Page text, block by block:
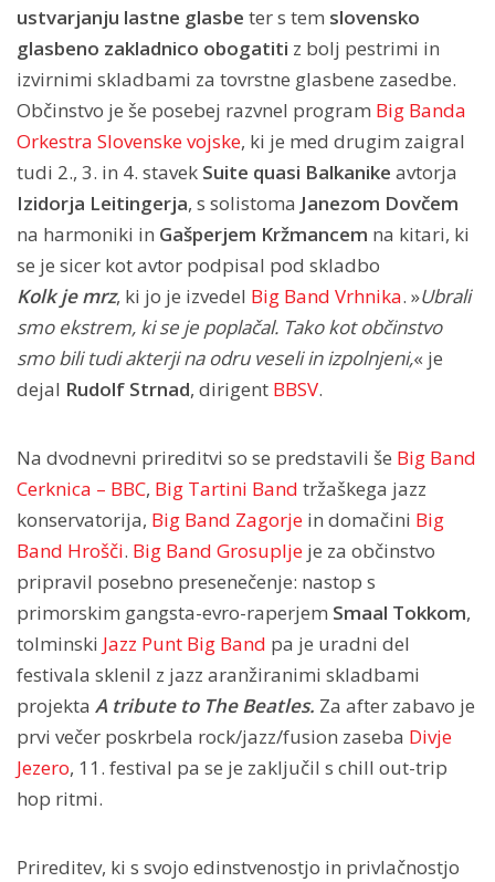
ustvarjanju lastne glasbe ter s tem slovensko
glasbeno zakladnico obogatiti z bolj pestrimi in
izvirnimi skladbami za tovrstne glasbene zasedbe.
Občinstvo je še posebej razvnel program Big Banda
Orkestra Slovenske vojske, ki je med drugim zaigral
tudi 2., 3. in 4. stavek Suite quasi Balkanike avtorja
Izidorja Leitingerja, s solistoma Janezom Dovčem
na harmoniki in Gašperjem Kržmancem na kitari, ki
se je sicer kot avtor podpisal pod skladbo
Kolk je mrz, ki jo je izvedel Big Band Vrhnika. »Ubrali
smo ekstrem, ki se je poplačal. Tako kot občinstvo
smo bili tudi akterji na odru veseli in izpolnjeni,« je
dejal Rudolf Strnad, dirigent BBSV.
Na dvodnevni prireditvi so se predstavili še Big Band
Cerknica – BBC, Big Tartini Band tržaškega jazz
konservatorija, Big Band Zagorje in domačini Big
Band Hrošči. Big Band Grosuplje je za občinstvo
pripravil posebno presenečenje: nastop s
primorskim gangsta-evro-raperjem Smaal Tokkom,
tolminski Jazz Punt Big Band pa je uradni del
festivala sklenil z jazz aranžiranimi skladbami
projekta A tribute to The Beatles. Za after zabavo je
prvi večer poskrbela rock/jazz/fusion zaseba Divje
Jezero, 11. festival pa se je zaključil s chill out-trip
hop ritmi.
Prireditev, ki s svojo edinstvenostjo in privlačnostjo